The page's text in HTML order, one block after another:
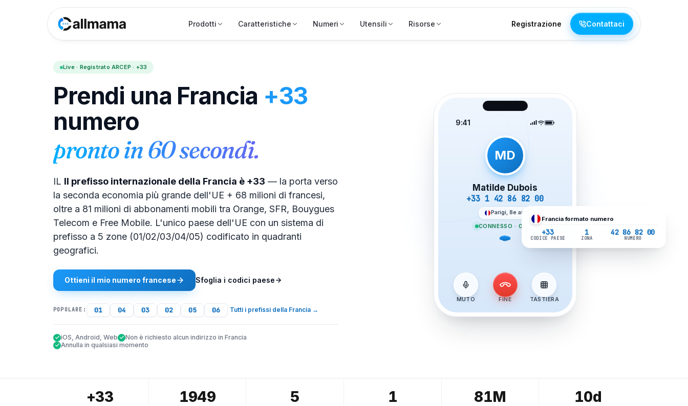
Prodotti Caratteristiche Numeri Utensili Risorse Registrazione Contattaci
Live · Registrato ARCEP · +33
Prendi una Francia +33
numero
pronto in 60 secondi.
IL Il prefisso internazionale della Francia è +33 — la porta verso
la seconda economia più grande dell'UE + 68 milioni di francesi,
oltre a 81 milioni di abbonamenti mobili tra Orange, SFR, Bouygues
Telecom e Free Mobile. L'unico paese dell'UE con un sistema di
prefisso a 5 zone (01/02/03/04/05) codificato in quadranti
geografici.
Ottieni il mio numero francese Sfoglia i codici paese
POPOLARE: 01 04 03 02 05 06 Tutti i prefissi della Francia→
iOS, Android, Web
Non è richiesto alcun indirizzo in Francia
Annulla in qualsiasi momento
9:41
MD
Matilde Dubois
+33 1 42 86 82 00
Parigi, 8e arr.
CONNESSO · 02:19
MUTO FINE TASTIERA
Franciaformato numero
+33
CODICE PAESE
1
ZONA
42 86 82 00
NUMERO
+33 1949 5 1 81M 10d